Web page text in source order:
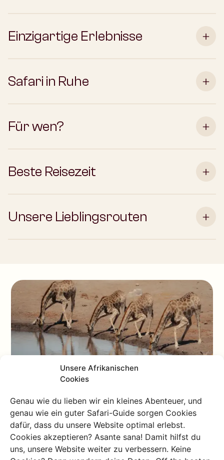
Unsere Afrikanischen
Cookies
Genau wie du lieben wir ein kleines Abenteuer, und
genau wie ein guter Safari-Guide sorgen Cookies
dafür, dass du unsere Website optimal erlebst.
Cookies akzeptieren? Asante sana! Damit hilfst du
uns, unsere Website weiter zu verbessern. Keine
Einzigartige Erlebnisse
Safari in Ruhe
Für wen?
Beste Reisezeit
Unsere Lieblingsrouten
Hannahs Reisestory: Namibia
von Windhoek bis zum Etosha
Begleite eine unserer abenteuerlustigen
Kundinnen auf ihrer Namibia-Reise. Von endlosen